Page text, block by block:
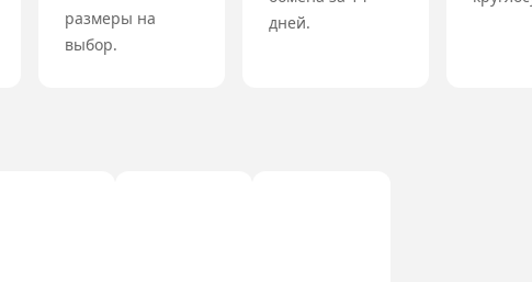
размеры на
выбор.
дней.